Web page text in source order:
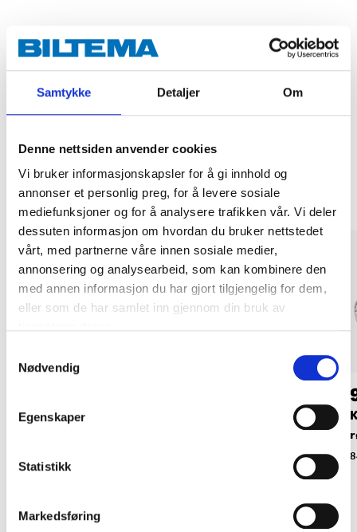
Samtykke Detaljer Om
Denne nettsiden anvender cookies
Vi bruker informasjonskapsler for å gi innhold og
annonser et personlig preg, for å levere sosiale
mediefunksjoner og for å analysere trafikken vår. Vi deler
dessuten informasjon om hvordan du bruker nettstedet
vårt, med partnerne våre innen sosiale medier,
annonsering og analysearbeid, som kan kombinere den
med annen informasjon du har gjort tilgjengelig for dem,
eller som de har samlet inn gjennom din bruk av
Nødvendig
Egenskaper
Statistikk
Markedsføring
Kjøp & Hent
Kjøp & Hent i ditt varehus.
LES MER
Andre kunder har også kjøpt
Kuleventil med spak,